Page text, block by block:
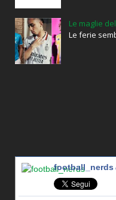
Le maglie
Le ferie
football_nerds